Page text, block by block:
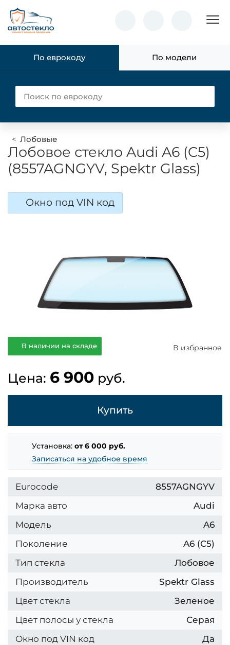
По еврокоду По модели
Лобовые
Лобовое стекло Audi A6 (C5)
(8557AGNGYV, Spektr Glass)
Окно под VIN код
В наличии на складе В избранное
Цена: 6 900 руб.
Купить
Установка:от 6 000 руб.
Записаться на удобное время
Eurocode
8557AGNGYV
Марка авто
Audi
Модель
A6
Поколение
A6 (C5)
Тип стекла
Лобовое
Производитель
Spektr Glass
Цвет стекла
Зеленое
Цвет полосы у стекла
Серая
Окно под VIN код
Да